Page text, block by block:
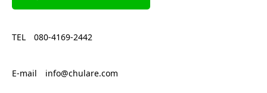
TEL 080-4169-2442
E-mail info@chulare.com